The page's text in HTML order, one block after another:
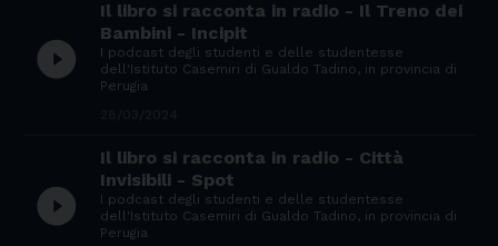
play_circle_filled
Il libro si racconta in radio - Il Treno dei
Bambini - Incipit
I podcast degli studenti e delle studentesse
dell'Istituto Casemiri di Gualdo Tadino, in provincia di
Perugia
play_circle_filled
Il libro si racconta in radio - Città
Invisibili - Spot
I podcast degli studenti e delle studentesse
dell'Istituto Casemiri di Gualdo Tadino, in provincia di
Perugia